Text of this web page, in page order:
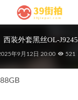
西装外套黑丝OL-J9245
年9月12日 20:00 521